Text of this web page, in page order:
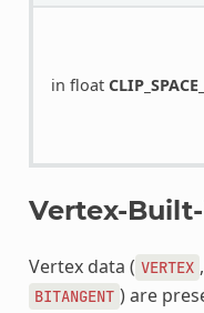
in float
Vertex-
Vertex data ( VERTEX ,
BITANGENT ) are